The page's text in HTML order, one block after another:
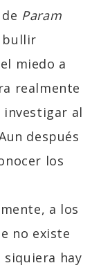
Param
bullir
miedo a
realmente
investigar al
después
los
a los
no existe
hay